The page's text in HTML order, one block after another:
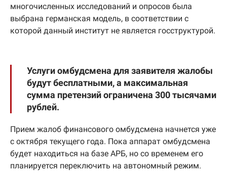
многочисленных исследований и опросов была
выбрана германская модель, в соответствии с
которой данный институт не является госструктурой.
Услуги омбудсмена для заявителя жалобы
будут бесплатными, а максимальная
сумма претензий ограничена 300 тысячами
рублей.
Прием жалоб финансового омбудсмена начнется уже
с октября текущего года. Пока аппарат омбудсмена
будет находиться на базе АРБ, но со временем его
планируется переключить на автономный режим.